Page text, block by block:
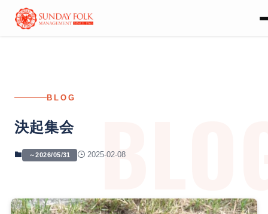
BLOG
決起集会
～2026/05/31 2025-02-08